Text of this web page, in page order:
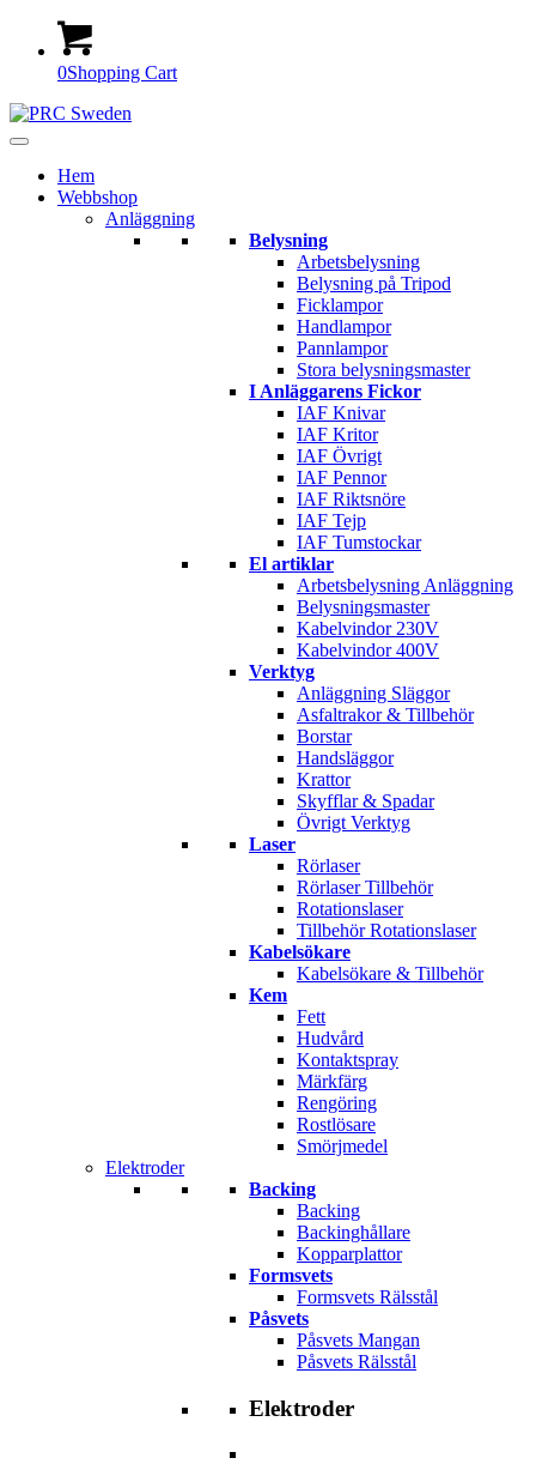
0Shopping Cart
Hem
Webbshop
Anläggning
Belysning
Arbetsbelysning
Belysning på Tripod
Ficklampor
Handlampor
Pannlampor
Stora belysningsmaster
I Anläggarens Fickor
IAF Knivar
IAF Kritor
IAF Övrigt
IAF Pennor
IAF Riktsnöre
IAF Tejp
IAF Tumstockar
El artiklar
Arbetsbelysning Anläggning
Belysningsmaster
Kabelvindor 230V
Kabelvindor 400V
Verktyg
Anläggning Släggor
Asfaltrakor & Tillbehör
Borstar
Handsläggor
Krattor
Skyfflar & Spadar
Övrigt Verktyg
Laser
Rörlaser
Rörlaser Tillbehör
Rotationslaser
Tillbehör Rotationslaser
Kabelsökare
Kabelsökare & Tillbehör
Kem
Fett
Hudvård
Kontaktspray
Märkfärg
Rengöring
Rostlösare
Smörjmedel
Elektroder
Backing
Backing
Backinghållare
Kopparplattor
Formsvets
Formsvets Rälsstål
Påsvets
Påsvets Mangan
Påsvets Rälsstål
Elektroder